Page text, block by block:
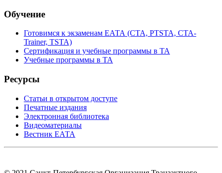
Обучение
Готовимся к экзаменам ЕАТА (СТА, PTSTA, СТА-
Trainer, TSTA)
Сертификация и учебные программы в ТА
Учебные программы в ТА
Ресурсы
Статьи в открытом доступе
Печатные издания
Электронная библиотека
Видеоматериалы
Вестник ЕАТА